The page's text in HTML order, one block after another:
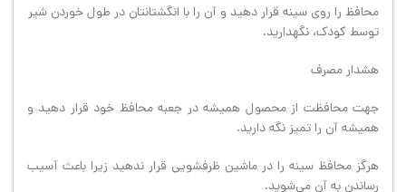
محافظ را روی سینه قرار دهید و آن را با انگشتانتان در طول خوردن شیر
توسط کودک، نگهدارید.
هشدار مصرف
جهت محافظت از محصول همیشه در جعبه محافظ خود قرار دهید و
همیشه آن را تمیز نگه دارید.
هرگز محافظ سینه را در ماشین ظرفشویی قرار ندهید زیرا باعث آسیب
رساندن به آن می‌شوید.